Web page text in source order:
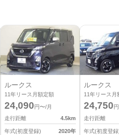
ルークス
11年リース月額定額
24,090 円〜/月
走行距離
4.5km
年式(初度登録) 2020年
ルークス
11年リース月
24,750
走行距離
年式(初度登録